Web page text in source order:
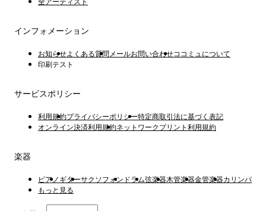
全アーティスト
インフォメーション
お知らせよくある質問 メールお問い合わせココミュについて
印刷テスト
サービスポリシー
利用規約プライバシーポリシー特定商取引法に基づく表記
オンライン決済利用規約ネットワークプリント利用規約
楽器
ピアノ ギターサクソフォン ドラム弦楽器木管楽器金管楽器カリンバ
もっと見る